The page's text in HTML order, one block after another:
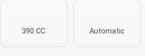
390 CC Automatic